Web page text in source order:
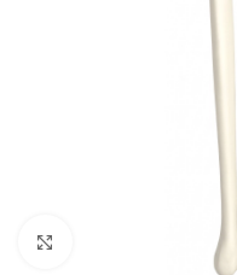
Clic para ampliar